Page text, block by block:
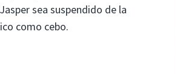
sea suspendido de la
como cebo.